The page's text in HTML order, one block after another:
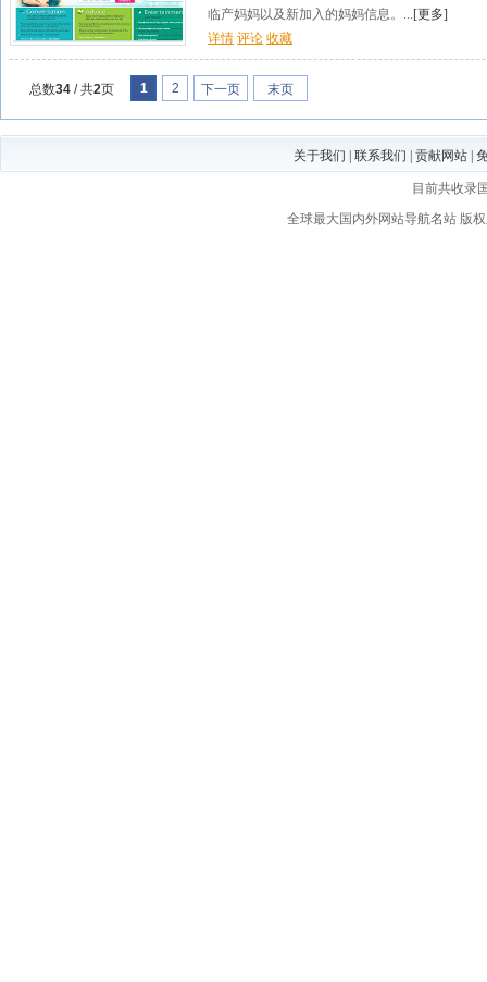
临产妈妈以及新加入的妈妈信息。...[更多]
详情 评论 收藏
总数34 / 共2页 1 2 下一页 末页
关于我们 联系我们 贡献网站
目前共收录
全球最大国内外网站导航名站版权